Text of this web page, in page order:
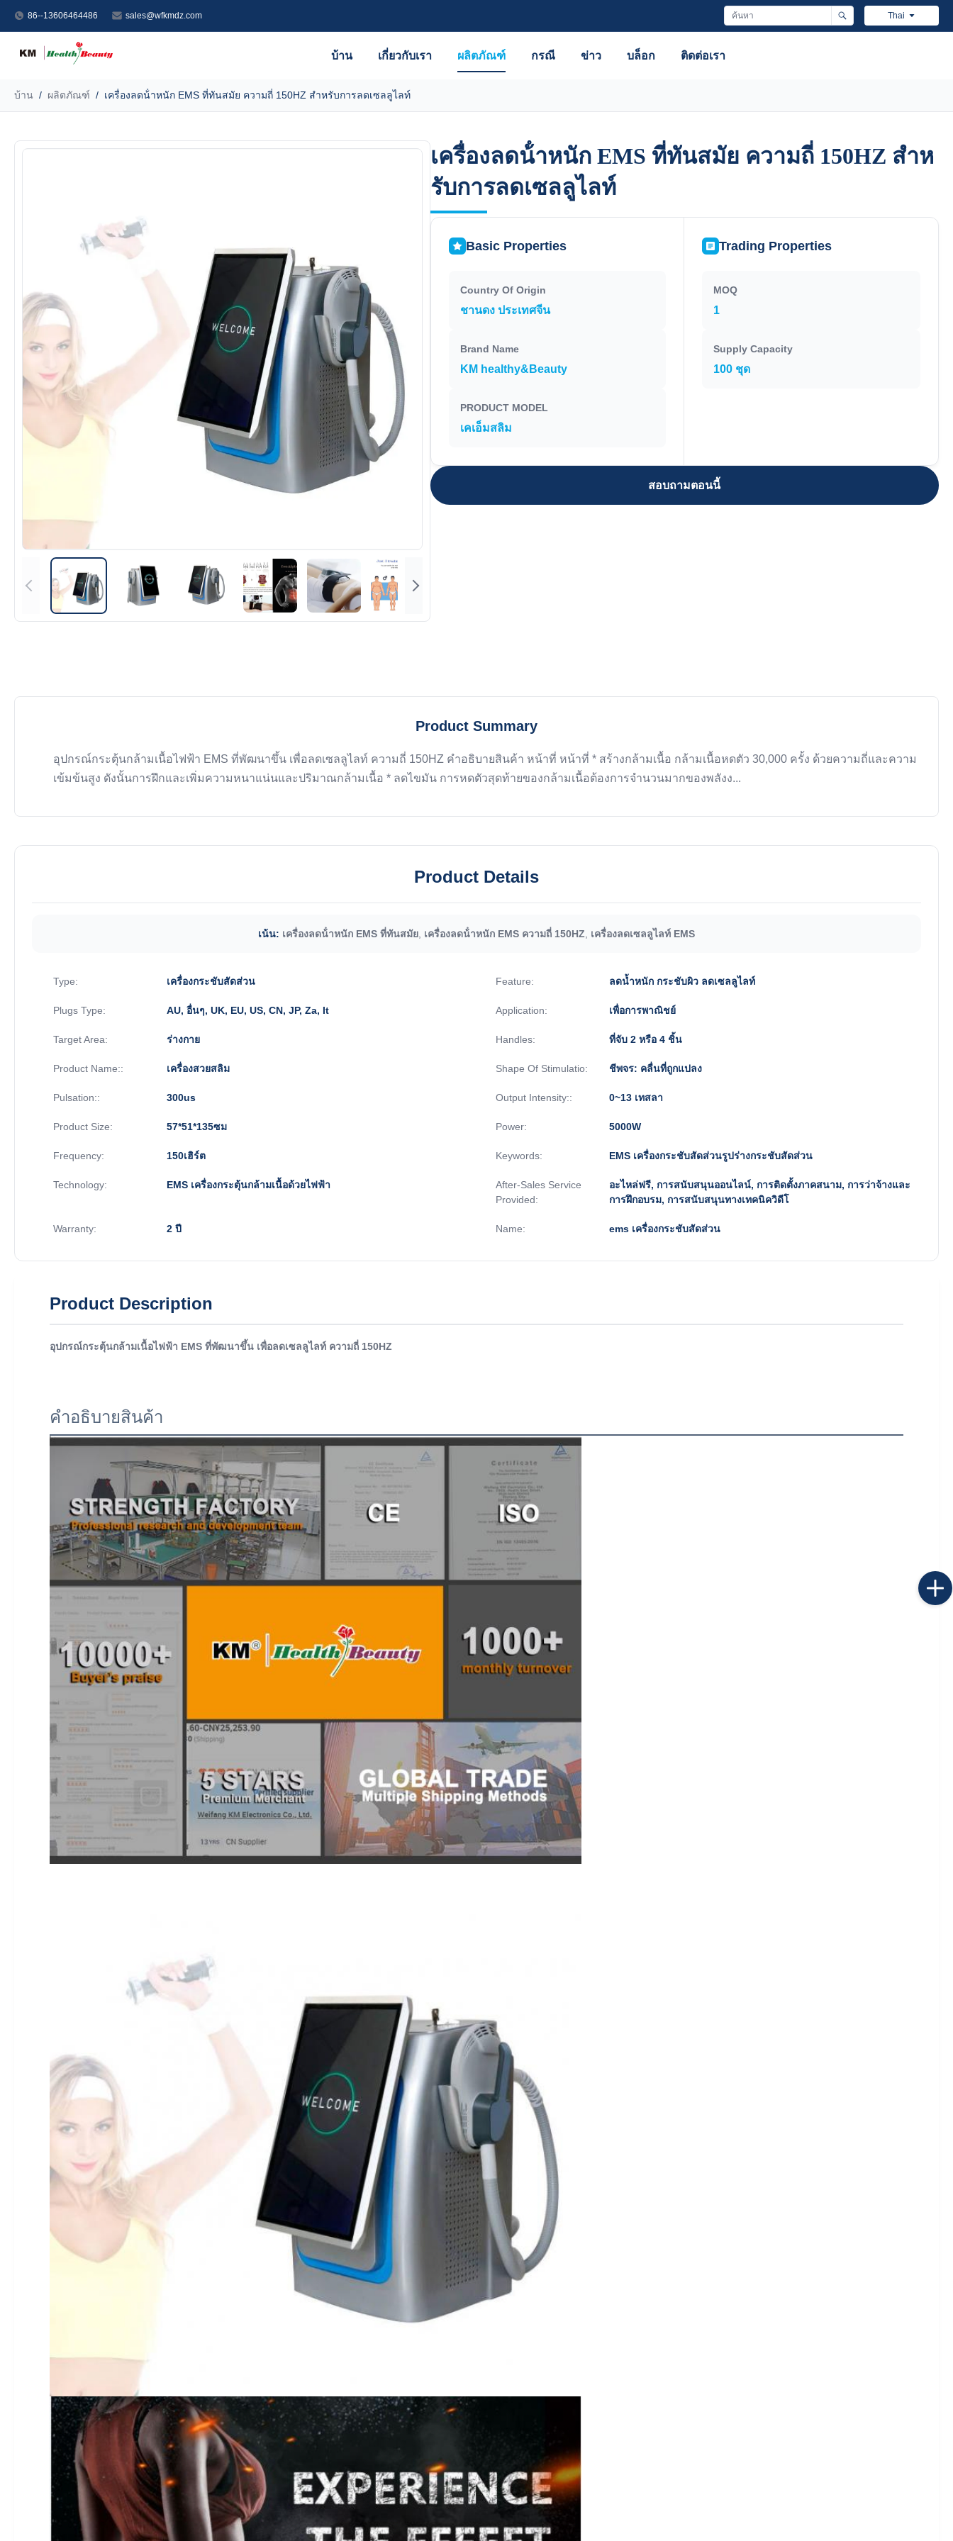
86--13606464486 sales@wfkmdz.com Thai
บ้าน เกี่ยวกับเรา ผลิตภัณฑ์ กรณี ข่าว บล็อก ติดต่อเรา
บ้าน / ผลิตภัณฑ์ / เครื่องลดน้ําหนัก EMS ที่ทันสมัย ความถี่ 150HZ สําหรับการลดเซลลูไลท์
เครื่องลดน้ําหนัก EMS ที่ทันสมัย ความถี่ 150HZ สําห
รับการลดเซลลูไลท์
เครื่องลดน้ําหนัก EMS ที่ทันสมัย ความถี่ 150HZ สําห
รับการลดเซลลูไลท์
Basic Properties
Country Of Origin
ชานดง ประเทศจีน
Brand Name
KM healthy&Beauty
PRODUCT MODEL
เคเอ็มสลิม
Trading Properties
MOQ
1
Supply Capacity
100 ชุด
สอบถามตอนนี้
Product Summary
อุปกรณ์กระตุ้นกล้ามเนื้อไฟฟ้า EMS ที่พัฒนาขึ้น เพื่อลดเซลลูไลท์ ความถี่ 150HZ คําอธิบายสินค้า หน้าที่ หน้าที่ * สร้างกล้ามเนื้อ กล้ามเนื้อหดตัว 30,000 ครั้ง ด้วยความถี่และความ
เข้มข้นสูง ดังนั้นการฝึกและเพิ่มความหนาแน่นและปริมาณกล้ามเนื้อ * ลดไขมัน การหดตัวสุดท้ายของกล้ามเนื้อต้องการจํานวนมากของพลังง...
Product Details
เน้น: เครื่องลดน้ําหนัก EMS ที่ทันสมัย เครื่องลดน้ําหนัก EMS ความถี่ 150HZ เครื่องลดเซลลูไลท์ EMS
Type: เครื่องกระชับสัดส่วน Feature: ลดน้ำหนัก กระชับผิว ลดเซลลูไลท์
Plugs Type: AU, อื่นๆ, UK, EU, US, CN, JP, Za, It Application: เพื่อการพาณิชย์
Target Area: ร่างกาย Handles: ที่จับ 2 หรือ 4 ชิ้น
Product Name:: เครื่องสวยสลิม Shape Of Stimulatio: ชีพจร: คลื่นที่ถูกแปลง
Pulsation:: 300us Output Intensity:: 0~13 เทสลา
Product Size: 57*51*135ซม Power: 5000W
Frequency: 150เฮิร์ต Keywords: EMS เครื่องกระชับสัดส่วนรูปร่างกระชับสัดส่วน
Technology: EMS เครื่องกระตุ้นกล้ามเนื้อด้วยไฟฟ้า
After-Sales Service
Provided:
อะไหล่ฟรี, การสนับสนุนออนไลน์, การติดตั้งภาคสนาม, การว่าจ้างและ
การฝึกอบรม, การสนับสนุนทางเทคนิควิดีโ
Warranty: 2 ปี Name: ems เครื่องกระชับสัดส่วน
Product Description
อุปกรณ์กระตุ้นกล้ามเนื้อไฟฟ้า EMS ที่พัฒนาขึ้น เพื่อลดเซลลูไลท์ ความถี่ 150HZ
คําอธิบายสินค้า